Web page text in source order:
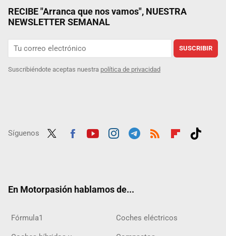
RECIBE "Arranca que nos vamos", NUESTRA
NEWSLETTER SEMANAL
SUSCRIBIR
Suscribiéndote aceptas nuestra política de privacidad
Síguenos
En Motorpasión hablamos de...
Fórmula1 Coches eléctricos